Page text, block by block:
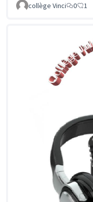
collège Vinci
0 1